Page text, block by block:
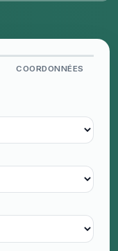
COORDONNÉES